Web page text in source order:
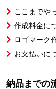
ここまでや
作成料金に
ロゴマーク
お支払いに
納品までの